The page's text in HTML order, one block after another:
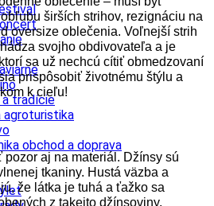
tradície
agroturistika
obchod a doprava
širších strihov, rezignáciu na
oversize oblečenia. Voľnejší strih
svojho obdivovateľa a je
sa už nechcú cítiť obmedzovaní
prispôsobiť životnému štýlu a
k cieľu!
pozor aj na materiál. Džínsy sú
tkaniny. Hustá väzba a
že látka je tuhá a ťažko sa
z takejto džínsoviny.